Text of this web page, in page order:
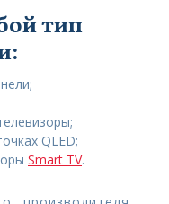
тип
QLED;
Smart TV.